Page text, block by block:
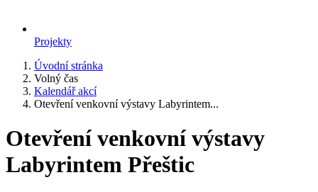
Projekty
Úvodní stránka
Volný čas
Kalendář akcí
Otevření venkovní výstavy Labyrintem...
Otevření venkovní výstavy
Labyrintem Přeštic